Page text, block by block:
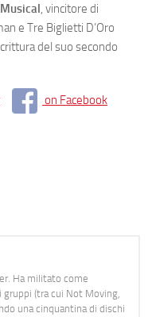
, vincitore di
e Tre Biglietti D’Oro
del suo secondo
on Facebook
Ha militato come
(tra cui Not Moving,
una cinquantina di dischi